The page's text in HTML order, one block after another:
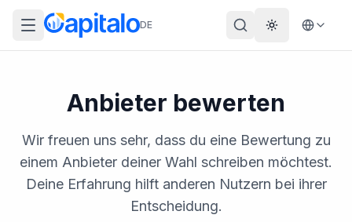
DE Theme
Anbieter bewerten
Wir freuen uns sehr, dass du eine Bewertung zu
einem Anbieter deiner Wahl schreiben möchtest.
Deine Erfahrung hilft anderen Nutzern bei ihrer
Entscheidung.